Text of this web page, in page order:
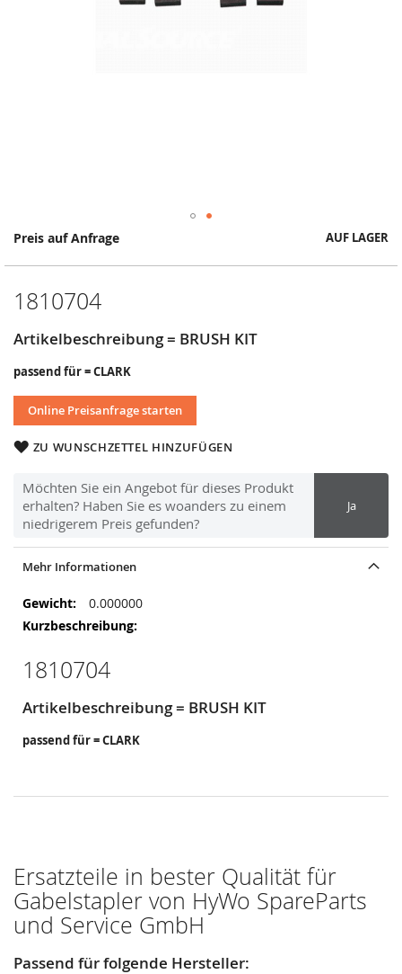
Preis auf Anfrage AUF LAGER
1810704
Artikelbeschreibung = BRUSH KIT
passend für = CLARK
Online Preisanfrage starten
ZU WUNSCHZETTEL HINZUFÜGEN
Möchten Sie ein Angebot für dieses Produkt
erhalten? Haben Sie es woanders zu einem
niedrigerem Preis gefunden?
Ja
Springe
Anfang
Bildergalerie
Mehr Informationen
Mehr
Informationen
0.000000
1810704
Artikelbeschreibung = BRUSH KIT
passend für = CLARK
Ersatzteile in bester Qualität für
Gabelstapler von HyWo SpareParts
und Service GmbH
Passend für folgende Hersteller: